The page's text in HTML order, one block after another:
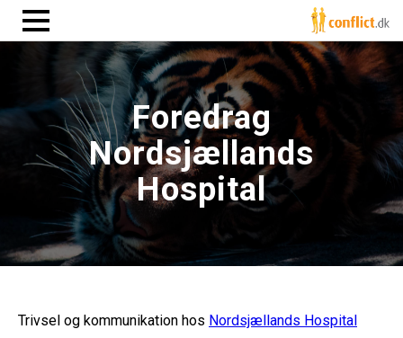
Foredrag
Nordsjællands
Hospital
Trivsel og kommunikation hos Nordsjællands Hospital